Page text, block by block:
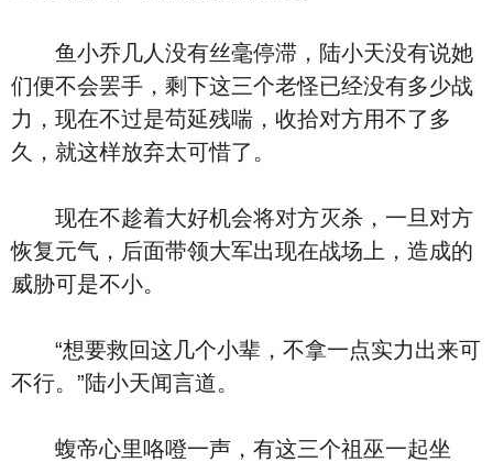
鱼小乔几人没有丝毫停滞，陆小天没有说她
们便不会罢手，剩下这三个老怪已经没有多少战
力，现在不过是苟延残喘，收拾对方用不了多
久，就这样放弃太可惜了。
现在不趁着大好机会将对方灭杀，一旦对方
恢复元气，后面带领大军出现在战场上，造成的
威胁可是不小。
“想要救回这几个小辈，不拿一点实力出来可
不行。”陆小天闻言道。
蝮帝心里咯噔一声，有这三个祖巫一起坐